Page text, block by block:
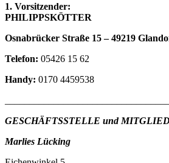
1.
PHILIPPSKÖTTER
Osnabrücker Straße 15 – 49219
Telefon: 05426 15 62
Handy: 0170 4459538
GESCHÄFTSSTELLE und
Marlies Lücking